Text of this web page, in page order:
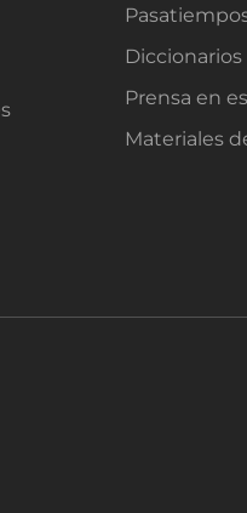
Diccionarios
Prensa en
Materiales